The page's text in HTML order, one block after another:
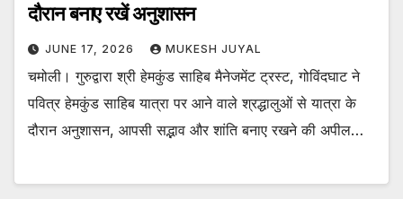
दौरान बनाए रखें अनुशासन
JUNE 17, 2026 MUKESH JUYAL
चमोली। गुरुद्वारा श्री हेमकुंड साहिब मैनेजमेंट ट्रस्ट, गोविंदघाट ने
पवित्र हेमकुंड साहिब यात्रा पर आने वाले श्रद्धालुओं से यात्रा के
दौरान अनुशासन, आपसी सद्भाव और शांति बनाए रखने की अपील…